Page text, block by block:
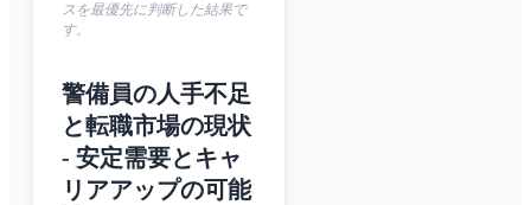
スを最優先に判断した結果で
す。
警備員の人手不足
と転職市場の現状
- 安定需要とキャ
リアアップの可能